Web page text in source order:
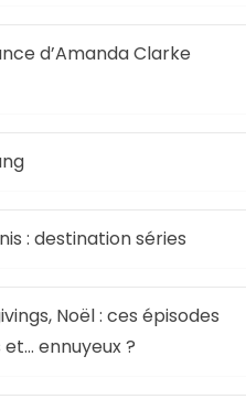
d’Amanda Clarke
: destination séries
Noël : ces épisodes
ennuyeux ?